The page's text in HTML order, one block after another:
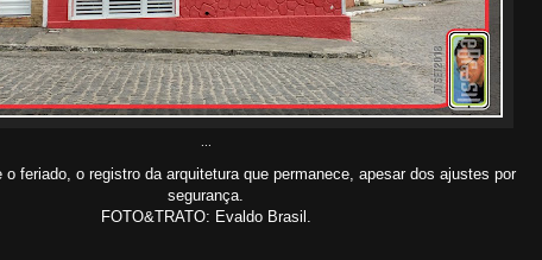
o feriado, o registro da arquitetura que permanece, apesar dos ajustes por
segurança.
FOTO&TRATO: Evaldo Brasil.